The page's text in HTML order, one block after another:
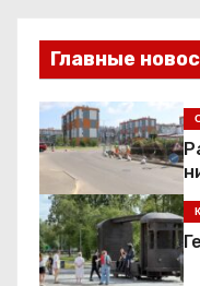
в
и
г
а
ц
и
Главные